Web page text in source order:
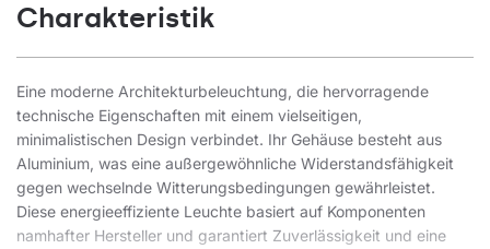
Charakteristik
Eine moderne Architekturbeleuchtung, die hervorragende
technische Eigenschaften mit einem vielseitigen,
minimalistischen Design verbindet. Ihr Gehäuse besteht aus
Aluminium, was eine außergewöhnliche Widerstandsfähigkeit
gegen wechselnde Witterungsbedingungen gewährleistet.
Diese energieeffiziente Leuchte basiert auf Komponenten
namhafter Hersteller und garantiert Zuverlässigkeit und eine